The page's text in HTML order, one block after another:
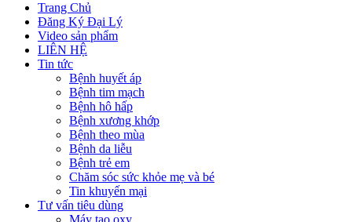
Trang Chủ
Đăng Ký Đại Lý
Video sản phẩm
LIÊN HỆ
Tin tức
Bệnh huyết áp
Bệnh tim mạch
Bệnh hô hấp
Bệnh xương khớp
Bệnh theo mùa
Bệnh da liễu
Bệnh trẻ em
Chăm sóc sức khỏe mẹ và bé
Tin khuyến mại
Tư vấn tiêu dùng